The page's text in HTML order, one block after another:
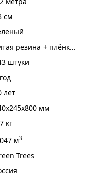
см
резина + плёнка
штуки
лет
мм
кг
м3
Trees